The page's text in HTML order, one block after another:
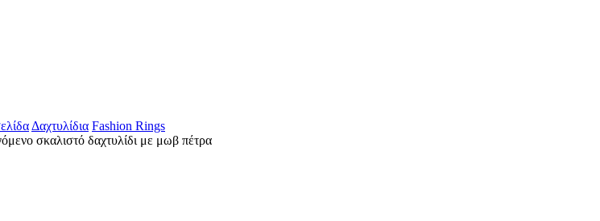
Δαχτυλίδια Fashion Rings
σκαλιστό δαχτυλίδι με μωβ πέτρα